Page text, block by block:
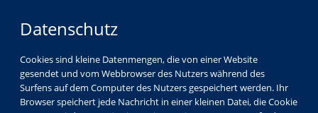
Datenschutz
Cookies sind kleine Datenmengen, die von einer Website
gesendet und vom Webbrowser des Nutzers während des
Surfens auf dem Computer des Nutzers gespeichert werden. Ihr
Browser speichert jede Nachricht in einer kleinen Datei, die Cookie